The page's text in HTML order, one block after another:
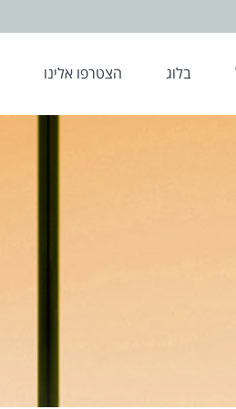
בלוג הצטרפו אלינו